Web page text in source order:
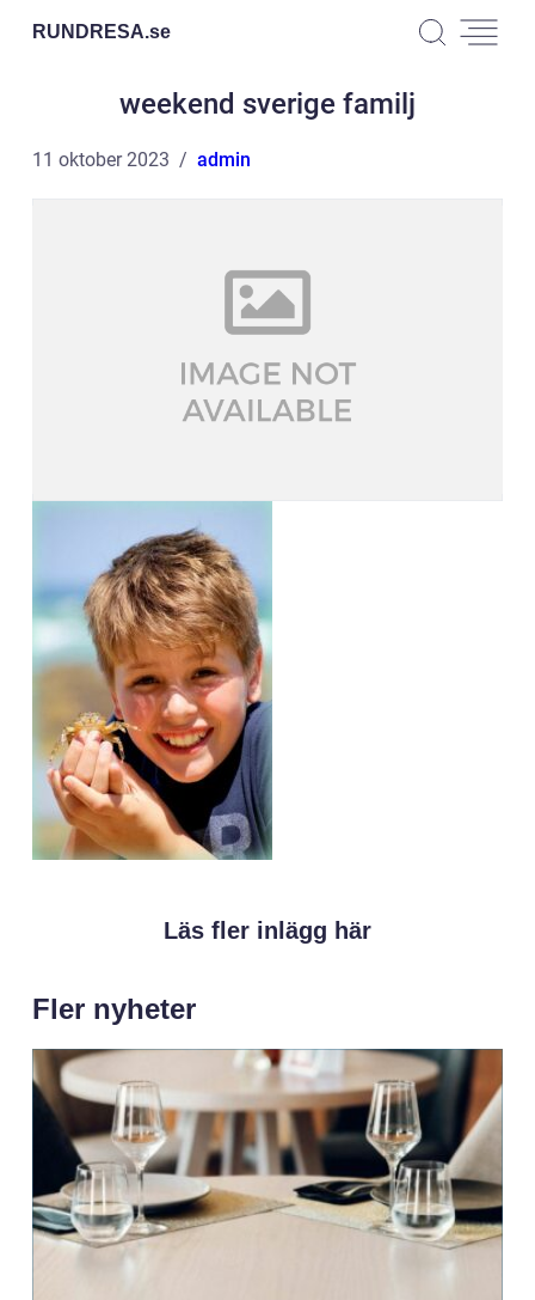
RUNDRESA.se
weekend sverige familj
11 oktober 2023 admin
Läs fler inlägg här
Fler nyheter